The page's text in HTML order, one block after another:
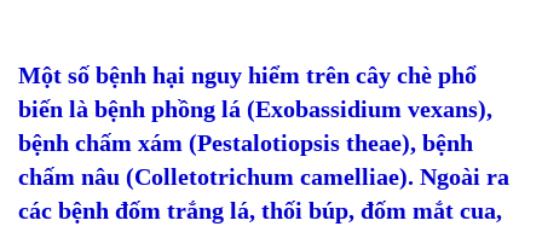
Một số bệnh hại nguy hiểm trên cây chè phổ
biến là bệnh phồng lá (Exobassidium vexans),
bệnh chấm xám (Pestalotiopsis theae), bệnh
chấm nâu (Colletotrichum camelliae). Ngoài ra
các bệnh đốm trắng lá, thối búp, đốm mắt cua,